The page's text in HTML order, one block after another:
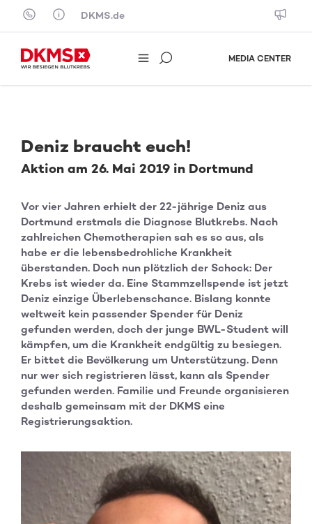
Skip to content
DKMS.de
MEDIA CENTER
Deniz braucht euch!
Aktion am 26. Mai 2019 in Dortmund
Vor vier Jahren erhielt der 22-jährige Deniz aus
Dortmund erstmals die Diagnose Blutkrebs. Nach
zahlreichen Chemotherapien sah es so aus, als
habe er die lebensbedrohliche Krankheit
überstanden. Doch nun plötzlich der Schock: Der
Krebs ist wieder da. Eine Stammzellspende ist jetzt
Deniz einzige Überlebenschance. Bislang konnte
weltweit kein passender Spender für Deniz
gefunden werden, doch der junge BWL-Student will
kämpfen, um die Krankheit endgültig zu besiegen.
Er bittet die Bevölkerung um Unterstützung. Denn
nur wer sich registrieren lässt, kann als Spender
gefunden werden. Familie und Freunde organisieren
deshalb gemeinsam mit der DKMS eine
Registrierungsaktion.